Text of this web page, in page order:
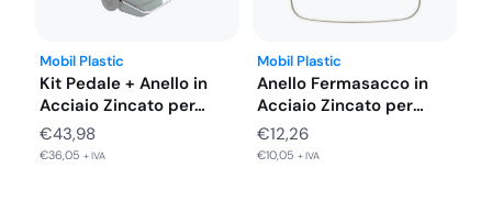
Mobil Plastic
Kit Pedale + Anello in
Acciaio Zincato per…
€43,98
€36,05 + IVA
Mobil Plastic
Anello Fermasacco in
Acciaio Zincato per
Bidone Raccolta…
€12,26
€10,05 + IVA